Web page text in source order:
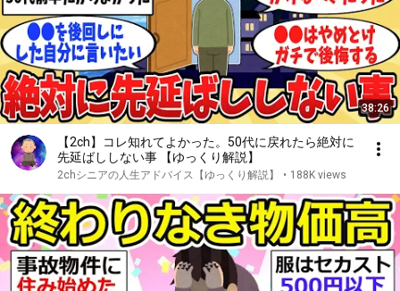
38:26
【2ch】コレ知れてよかった。50代に戻れたら絶対に
先延ばししない事 【ゆっくり解説】
2chシニアの人生アドバイス【ゆっくり解説】 • 188K views